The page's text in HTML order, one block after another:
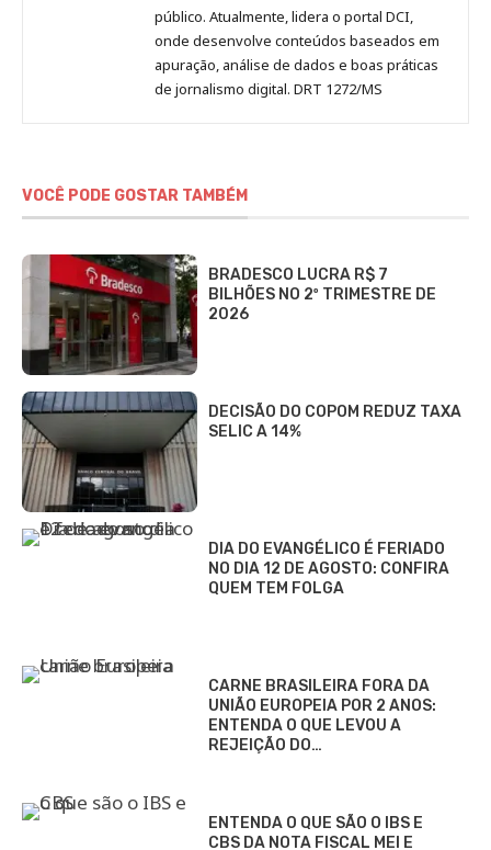
público. Atualmente, lidera o portal DCI,
onde desenvolve conteúdos baseados em
apuração, análise de dados e boas práticas
de jornalismo digital. DRT 1272/MS
VOCÊ PODE GOSTAR TAMBÉM
BRADESCO LUCRA R$ 7
BILHÕES NO 2º TRIMESTRE DE
2026
DECISÃO DO COPOM REDUZ TAXA
SELIC A 14%
DIA DO EVANGÉLICO É FERIADO
NO DIA 12 DE AGOSTO: CONFIRA
QUEM TEM FOLGA
CARNE BRASILEIRA FORA DA
UNIÃO EUROPEIA POR 2 ANOS:
ENTENDA O QUE LEVOU A
REJEIÇÃO DO…
ENTENDA O QUE SÃO O IBS E
CBS DA NOTA FISCAL MEI E